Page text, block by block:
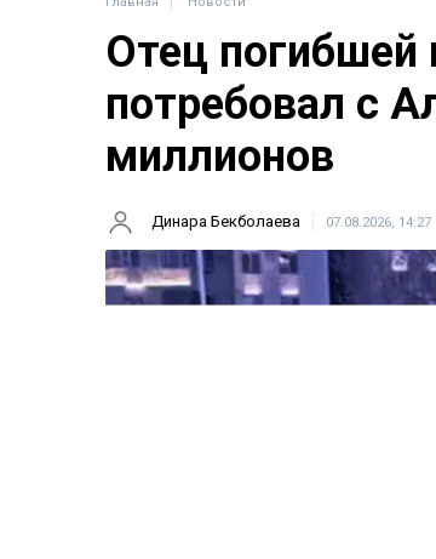
Отец
потребовал с
миллионов
Динара Бекболаева 07.08.2026, 14:27